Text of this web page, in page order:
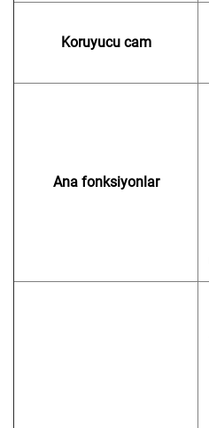
Koruyucu cam
Ana fonksiyonlar